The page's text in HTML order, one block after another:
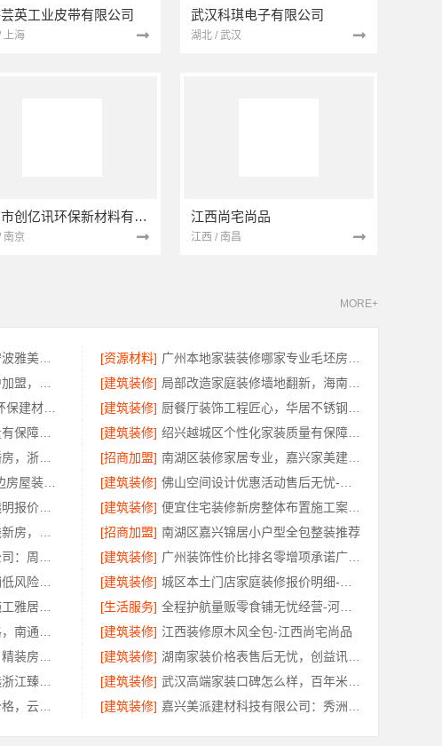
芸英工业皮带有限公司
上海
武汉科琪电子有限公司
湖北 / 武汉
南京市创亿讯环保新材料有限公司
南京
江西尚宅尚品
江西 / 南昌
MORE+
[资源材料]
[建筑装修]
局部改造家庭装修墙地翻新，海南万赢饰家为您焕新家居
[建筑装修]
[建筑装修]
绍兴越城区个性化家装质量有保障选绍兴卓鑫
[招商加盟]
南湖区装修家居专业，嘉兴家美建材科技
[建筑装修]
[建筑装修]
便宜住宅装修新房整体布置施工案例，浙江乐享新材料有限公司
[招商加盟] 南湖区嘉兴锦居小户型全包整装推荐
[建筑装修]
广州装饰性价比排名零增项承诺广东鼎饰空间
[建筑装修]
[生活服务]
全程护航量贩零食铺无忧经营-河南零百味供应链有限公司
[建筑装修] 江西装修原木风全包-江西尚宅尚品
[建筑装修]
[建筑装修]
武汉高端家装口碑怎么样，百年米莱大平层设计装修实景
[建筑装修]